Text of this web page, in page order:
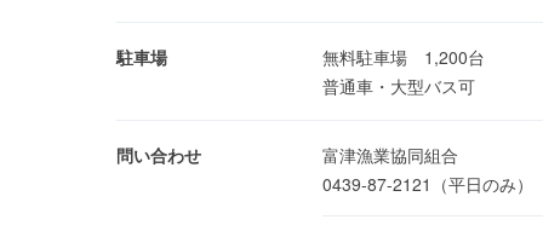
駐車場
無料駐車場 1,200台
普通車・大型バス可
問い合わせ
富津漁業協同組合
0439-87-2121（平日のみ）